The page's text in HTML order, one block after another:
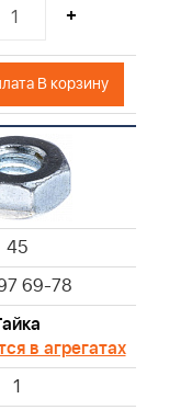
+
В корзину
45
69-78
в агрегатах
1